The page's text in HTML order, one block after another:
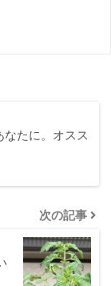
なたに。オスス
次の記事